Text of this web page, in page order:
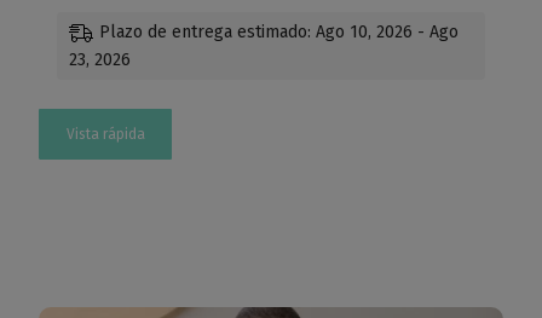
Plazo de entrega estimado: Ago 10, 2026 - Ago
23, 2026
Vista rápida